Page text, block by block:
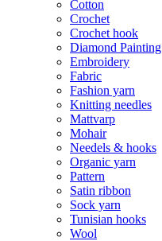
Cotton
Crochet
Crochet hook
Diamond Painting
Embroidery
Fabric
Fashion yarn
Knitting needles
Mattvarp
Mohair
Needels & hooks
Organic yarn
Pattern
Satin ribbon
Sock yarn
Tunisian hooks
Wool